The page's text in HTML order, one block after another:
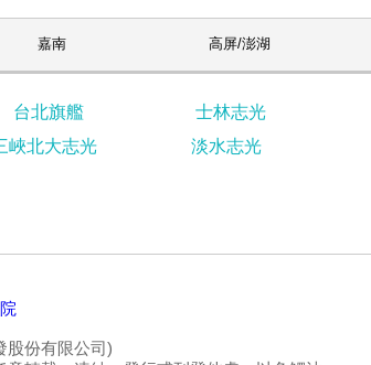
嘉南 高屏/澎湖
台北旗艦
士林志光
峽北大志光 淡水志光
股份有限公司)